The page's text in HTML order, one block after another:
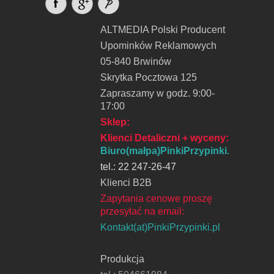
ALTMEDIA Polski Producent
Upominków Reklamowych
05-840 Brwinów
Skrytka Pocztowa 125
Zapraszamy w godz. 9:00-
17:00
Sklep:
Klienci Detaliczni + wyceny:
Biuro(małpa)PinkiPrzypinki.pl
tel.: 22 247-26-47
Klienci B2B
Zapytania cenowe proszę
przesyłać na email:
Kontakt(at)PinkiPrzypinki.pl
Produkcja